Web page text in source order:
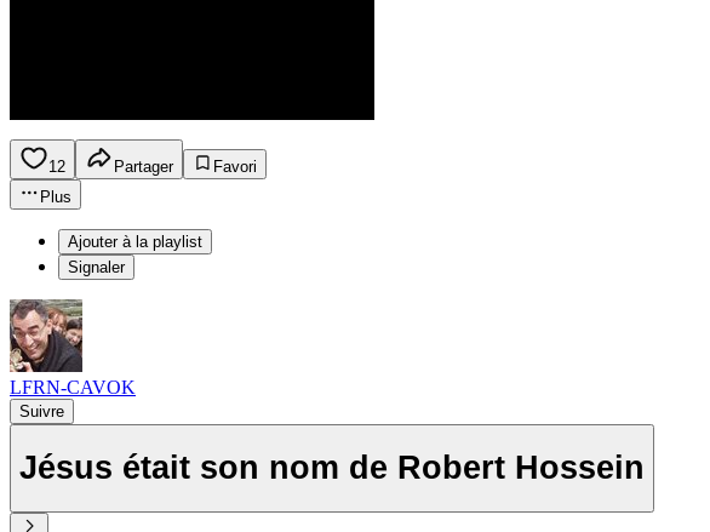
12 Partager
Favori
Plus
Ajouter à la playlist
Signaler
LFRN-CAVOK
Suivre
Jésus était son nom de Robert Hossein